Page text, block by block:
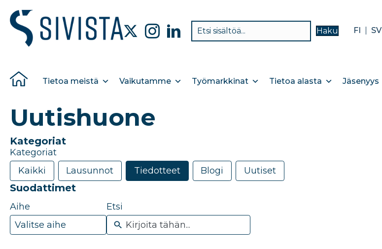
Haku FI SV
Tietoa meistä Vaikutamme Työmarkkinat Tietoa alasta Jäsenyys
Uutishuone
Kategoriat
Kategoriat
Kaikki
Lausunnot Tiedotteet Blogi Uutiset
Suodattimet
Aihe
20
results
available
Etsi